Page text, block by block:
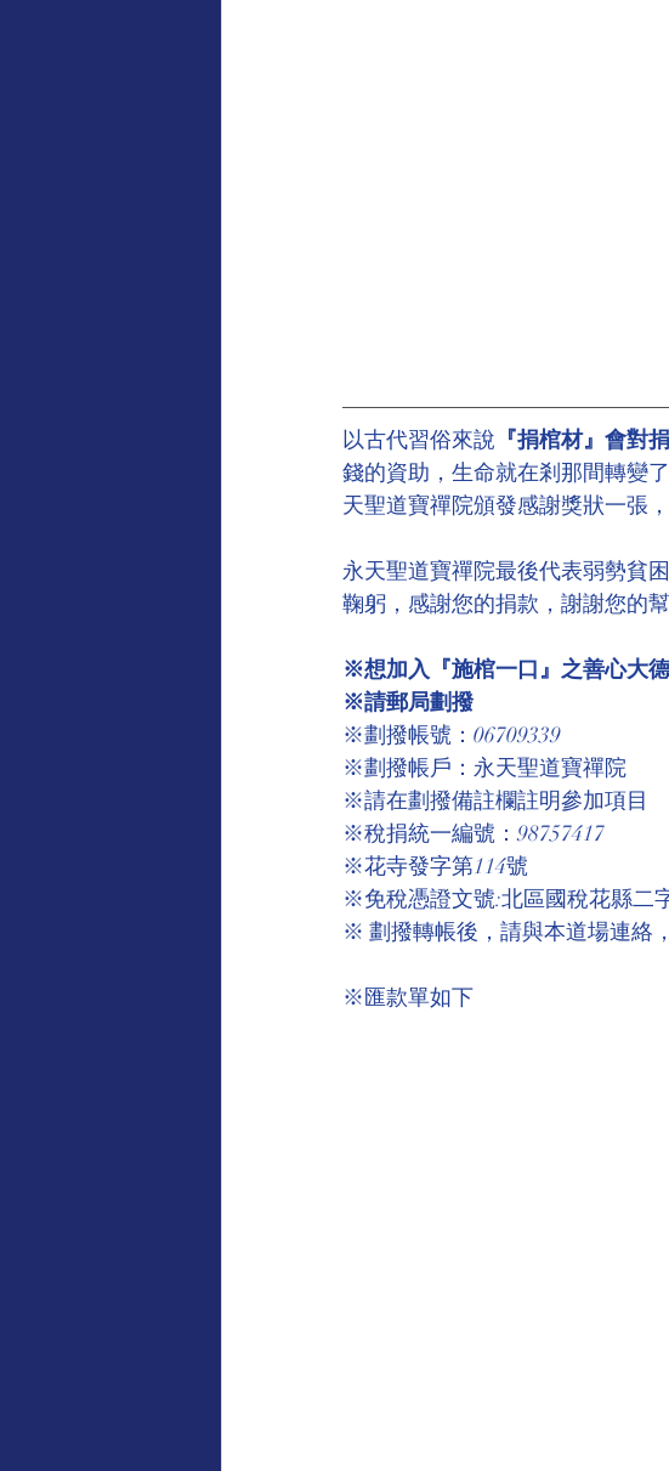
以古代習俗來說 『捐棺材』會對
錢的資助，生命就在剎那間轉變
天聖道寶禪院頒發感謝獎狀一張
永天聖道寶禪院最後代表弱勢貧
鞠躬，感謝您的捐款，謝謝您的幫
※想加入『施棺一口』之善心大德
※請郵局劃撥
※劃撥帳號：06709339
※劃撥帳戶：永天聖道寶禪院
※請在劃撥備註欄註明參加項目
※稅捐統一編號：98757417
※花寺發字第114號
※免稅憑證文號:北區國稅花縣二
※ 劃撥轉帳後，請與本道場連絡
※匯款單如下